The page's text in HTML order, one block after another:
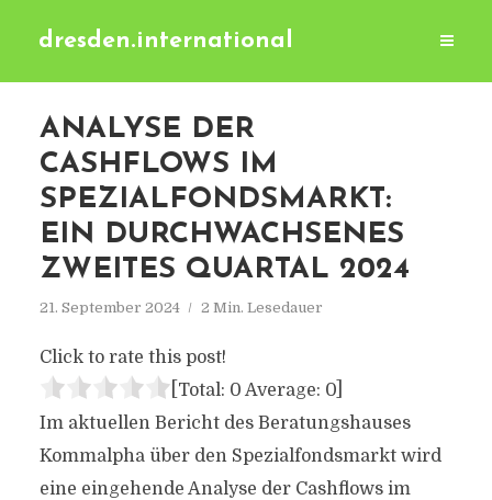
dresden.international
ANALYSE DER
CASHFLOWS IM
SPEZIALFONDSMARKT:
EIN DURCHWACHSENES
ZWEITES QUARTAL 2024
21. September 2024 2 Min. Lesedauer
Click to rate this post!
[Total: 0 Average: 0]
Im aktuellen Bericht des Beratungshauses
Kommalpha über den Spezialfondsmarkt wird
eine eingehende Analyse der Cashflows im